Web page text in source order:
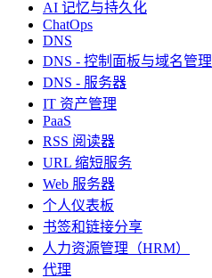
AI 记忆与持久化
ChatOps
DNS
DNS - 控制面板与域名管理
DNS - 服务器
IT 资产管理
PaaS
RSS 阅读器
URL 缩短服务
Web 服务器
个人仪表板
书签和链接分享
人力资源管理（HRM）
代理